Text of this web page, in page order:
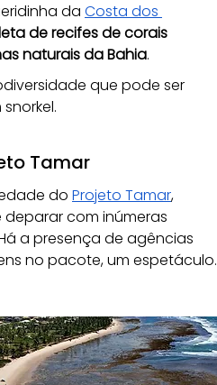
da Costa dos
de recifes de corais
naturais da Bahia.
que pode ser
Tamar
do Projeto Tamar,
com inúmeras
a presença de agências
no pacote, um espetáculo.